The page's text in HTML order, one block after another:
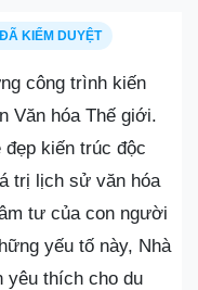
ĐÃ KIỂM DUYỆT
công trình kiến
Văn hóa Thế giới.
kiến trúc độc
trị lịch sử văn hóa
tư của con người
yếu tố này, Nhà
yêu thích cho du